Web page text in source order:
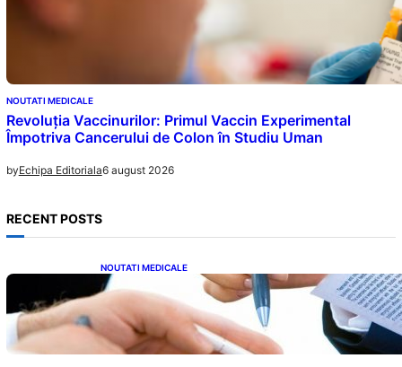
NOUTATI MEDICALE
Revoluția Vaccinurilor: Primul Vaccin Experimental
Împotriva Cancerului de Colon în Studiu Uman
byEchipa Editoriala6 august 2026
RECENT POSTS
NOUTATI MEDICALE
Acordul României cu Banca Mondială: O
Analiză Detaliată a Împrumutului și
Condițiilor Impuse